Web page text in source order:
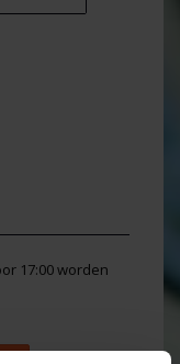
17:00 worden